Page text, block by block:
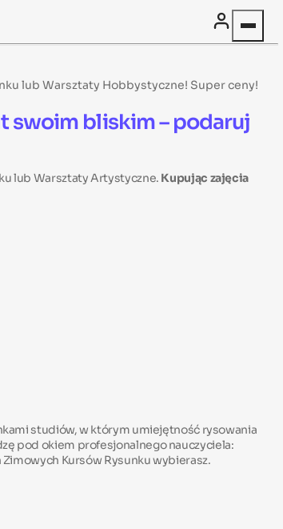
lub Warsztaty Hobbystyczne! Super ceny!
swoim bliskim – podaruj
lub Warsztaty Artystyczne. Kupując zajęcia
studiów, w którym umiejętność rysowania
pod okiem profesjonalnego nauczyciela:
Kursów Rysunku wybierasz.